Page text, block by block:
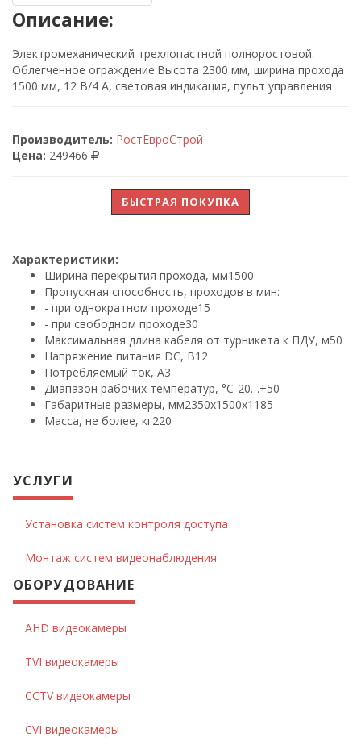
Описание:
Электромеханический трехлопастной полноростовой.
Облегченное ограждение.Высота 2300 мм, ширина прохода
1500 мм, 12 В/4 А, световая индикация, пульт управления
Производитель: РостЕвроСтрой
Цена: 249466
БЫСТРАЯ ПОКУПКА
Характеристики:
Ширина перекрытия прохода, мм1500
Пропускная способность, проходов в мин:
- при однократном проходе15
- при свободном проходе30
Максимальная длина кабеля от турникета к ПДУ, м50
Напряжение питания DC, В12
Потребляемый ток, А3
Диапазон рабочих температур, °С-20…+50
Габаритные размеры, мм2350х1500х1185
Масса, не более, кг220
УСЛУГИ
Установка систем контроля доступа
Монтаж систем видеонаблюдения
ОБОРУДОВАНИЕ
AHD видеокамеры
TVI видеокамеры
CCTV видеокамеры
CVI видеокамеры